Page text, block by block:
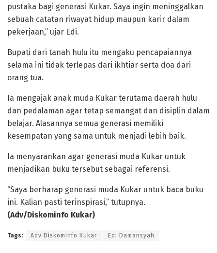
pustaka bagi generasi Kukar. Saya ingin meninggalkan
sebuah catatan riwayat hidup maupun karir dalam
pekerjaan,” ujar Edi.
Bupati dari tanah hulu itu mengaku pencapaiannya
selama ini tidak terlepas dari ikhtiar serta doa dari
orang tua.
Ia mengajak anak muda Kukar terutama daerah hulu
dan pedalaman agar tetap semangat dan disiplin dalam
belajar. Alasannya semua generasi memiliki
kesempatan yang sama untuk menjadi lebih baik.
Ia menyarankan agar generasi muda Kukar untuk
menjadikan buku tersebut sebagai referensi.
“Saya berharap generasi muda Kukar untuk baca buku
ini. Kalian pasti terinspirasi,” tutupnya.
(Adv/Diskominfo Kukar)
Tags: Adv Diskominfo Kukar Edi Damansyah